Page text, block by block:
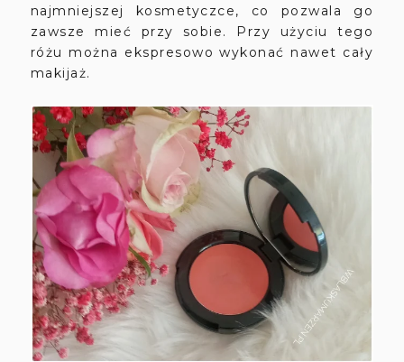
najmniejszej kosmetyczce, co pozwala go
zawsze mieć przy sobie. Przy użyciu tego
różu można ekspresowo wykonać nawet cały
makijaż.